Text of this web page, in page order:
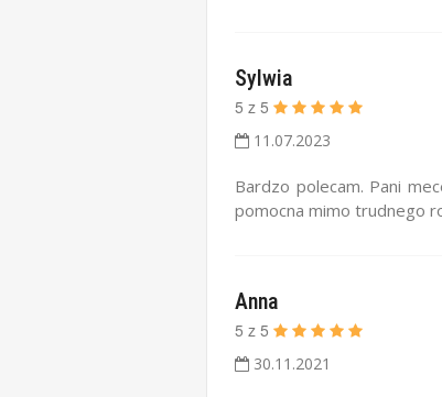
Sylwia
5 z 5
11.07.2023
Bardzo polecam. Pani
pomocna mimo trudnego
Anna
5 z 5
30.11.2021